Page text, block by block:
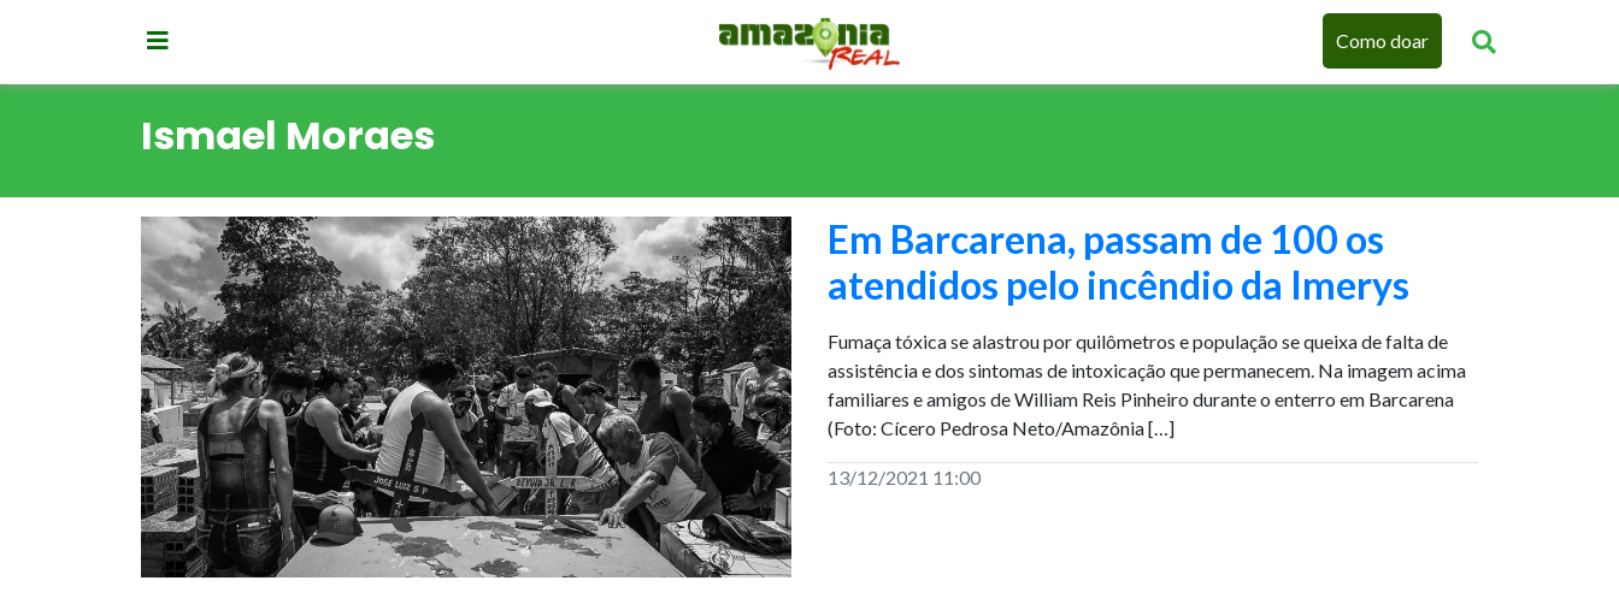
Como doar
Ismael Moraes
Em Barcarena, passam de 100 os
atendidos pelo incêndio da Imerys
Fumaça tóxica se alastrou por quilômetros e população se queixa de falta de
assistência e dos sintomas de intoxicação que permanecem. Na imagem acima
familiares e amigos de William Reis Pinheiro durante o enterro em Barcarena
(Foto: Cícero Pedrosa Neto/Amazônia […]
13/12/2021 11:00